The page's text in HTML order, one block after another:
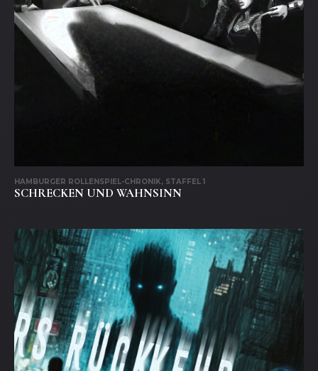
HAMBURGER ROLLENSPIEL-CHRONIK, STAFFEL 1
SCHRECKEN UND WAHNSINN